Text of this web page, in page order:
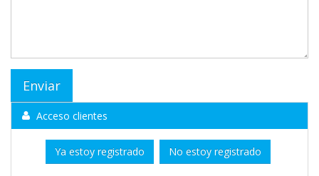
Acceso clientes
Ya estoy registrado No estoy registrado